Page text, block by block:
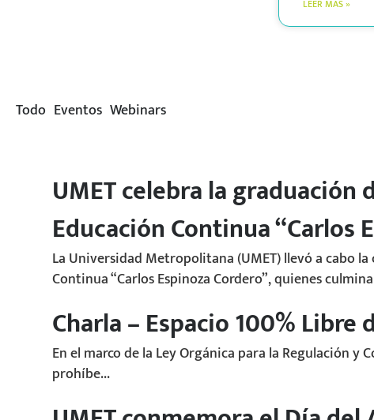
LEER MÁS »
Todo Eventos Webinars
UMET celebra la
Educación Continua “Carlos
La Universidad Metropolitana (UMET) llevó a cabo
Continua “Carlos Espinoza Cordero”, quienes
Charla – Espacio 100% Libre
En el marco de la Ley Orgánica para la Regulación y
prohíbe...